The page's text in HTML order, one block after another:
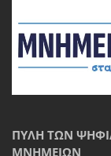
ΠΎΛΗ ΤΩΝ
ΜΝΗΜΕΊΩΝ